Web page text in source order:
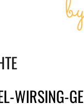
WIRSING-